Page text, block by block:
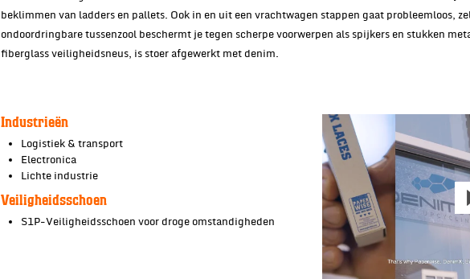
beklimmen van ladders en pallets. Ook in en uit een vrachtwagen stappen gaat probleemloos,
ondoordringbare tussenzool beschermt je tegen scherpe voorwerpen als spijkers en stukken
fiberglass veiligheidsneus, is stoer afgewerkt met denim.
Industrieën
Logistiek & transport
Electronica
Lichte industrie
Veiligheidsschoen
S1P-Veiligheidsschoen voor droge omstandigheden